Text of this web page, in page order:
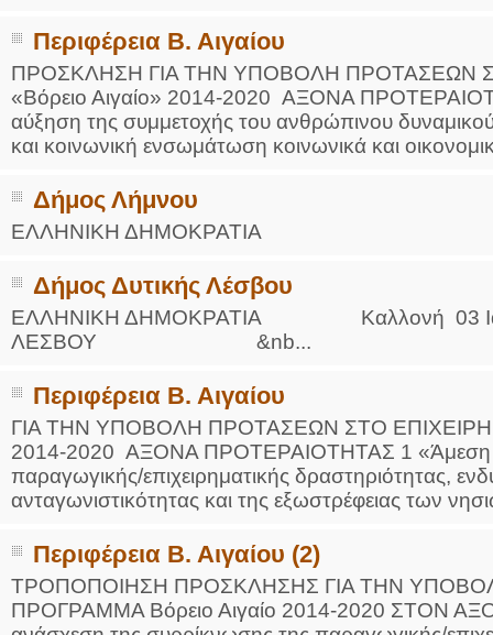
Περιφέρεια Β. Αιγαίου
ΠΡΟΣΚΛΗΣΗ ΓΙΑ ΤΗΝ ΥΠΟΒΟΛΗ ΠΡΟΤΑΣΕΩΝ
«Βόρειο Αιγαίο» 2014-2020 ΑΞΟΝΑ
αύξηση της συμμετοχής του ανθρώπινου
και κοινωνική ενσωμάτωση κοινωνικά και
Δήμος Λήμνου
ΕΛΛΗΝΙΚΗ ΔΗΜΟΚΡΑΤΙΑ
Δήμος Δυτικής Λέσβου
ΕΛΛΗΝΙΚΗ ΔΗΜΟΚΡΑΤΙΑ Καλλονή 03
ΛΕΣΒΟΥ &nb...
Περιφέρεια Β. Αιγαίου
ΓΙΑ ΤΗΝ ΥΠΟΒΟΛΗ ΠΡΟΤΑΣΕΩΝ ΣΤΟ
2014-2020 ΑΞΟΝΑ ΠΡΟΤΕΡΑΙΟΤΗΤΑΣ 1 «Άμεση
παραγωγικής/επιχειρηματικής δραστηριότητας,
ανταγωνιστικότητας και της εξωστρέφειας των
Περιφέρεια Β. Αιγαίου (2)
ΤΡΟΠΟΠΟΙΗΣΗ ΠΡΟΣΚΛΗΣΗΣ ΓΙΑ ΤΗΝ
ΠΡΟΓΡΑΜΜΑ Βόρειο Αιγαίο 2014-2020 ΣΤΟΝ